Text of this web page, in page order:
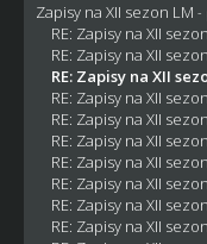
Zapisy na XII sezon LM -
RE: Zapisy na XII
RE: Zapisy na XII
RE: Zapisy na XII
RE: Zapisy na XII
RE: Zapisy na XII
RE: Zapisy na XII
RE: Zapisy na XII
RE: Zapisy na XII
RE: Zapisy na XII
RE: Zapisy na XII